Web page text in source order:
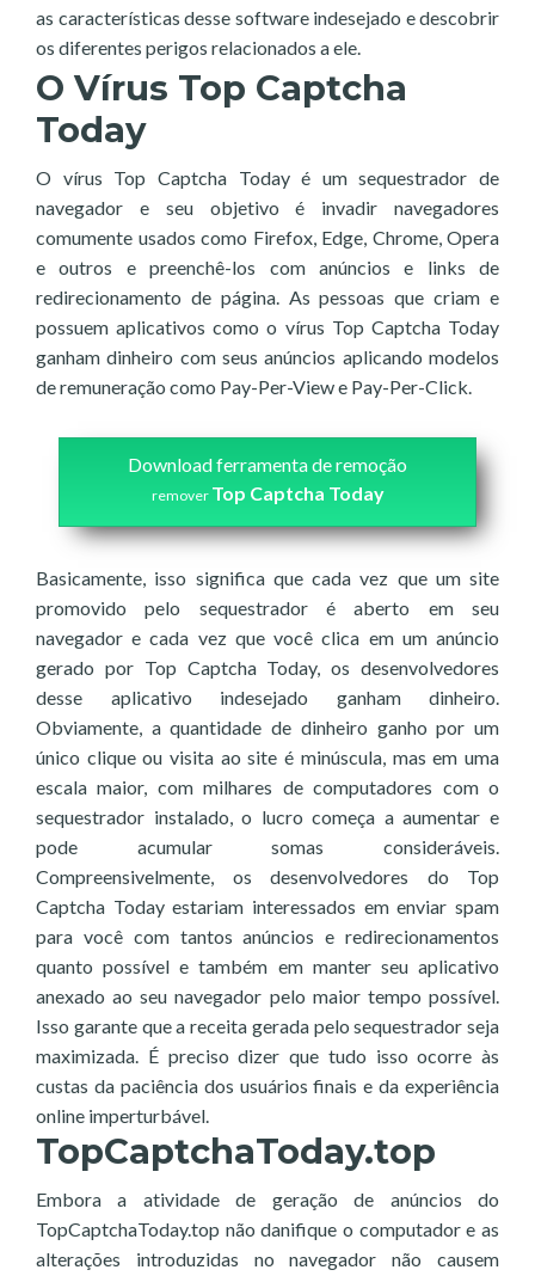
as características desse software indesejado e descobrir
os diferentes perigos relacionados a ele.
O Vírus Top Captcha
Today
O vírus Top Captcha Today é um sequestrador de
navegador e seu objetivo é invadir navegadores
comumente usados como Firefox, Edge, Chrome, Opera
e outros e preenchê-los com anúncios e links de
redirecionamento de página. As pessoas que criam e
possuem aplicativos como o vírus Top Captcha Today
ganham dinheiro com seus anúncios aplicando modelos
de remuneração como Pay-Per-View e Pay-Per-Click.
Download ferramenta de remoção
remover Top Captcha Today
Basicamente, isso significa que cada vez que um site
promovido pelo sequestrador é aberto em seu
navegador e cada vez que você clica em um anúncio
gerado por Top Captcha Today, os desenvolvedores
desse aplicativo indesejado ganham dinheiro.
Obviamente, a quantidade de dinheiro ganho por um
único clique ou visita ao site é minúscula, mas em uma
escala maior, com milhares de computadores com o
sequestrador instalado, o lucro começa a aumentar e
pode acumular somas consideráveis.
Compreensivelmente, os desenvolvedores do Top
Captcha Today estariam interessados em enviar spam
para você com tantos anúncios e redirecionamentos
quanto possível e também em manter seu aplicativo
anexado ao seu navegador pelo maior tempo possível.
Isso garante que a receita gerada pelo sequestrador seja
maximizada. É preciso dizer que tudo isso ocorre às
custas da paciência dos usuários finais e da experiência
online imperturbável.
TopCaptchaToday.top
Embora a atividade de geração de anúncios do
TopCaptchaToday.top não danifique o computador e as
alterações introduzidas no navegador não causem